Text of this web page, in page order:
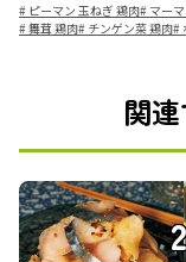
# ピーマン 玉ねぎ 鶏肉# マー
#舞茸 鶏肉# チンゲン菜 鶏肉#
関